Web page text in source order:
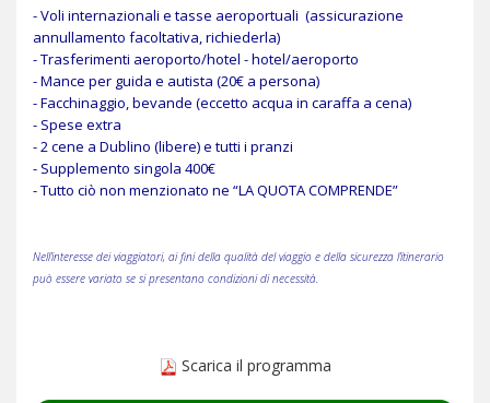
- Voli internazionali e tasse aeroportuali (assicurazione
annullamento facoltativa, richiederla)
- Trasferimenti aeroporto/hotel - hotel/aeroporto
- Mance per guida e autista (20€ a persona)
- Facchinaggio, bevande (eccetto acqua in caraffa a cena)
- Spese extra
- 2 cene a Dublino (libere) e tutti i pranzi
- Supplemento singola 400€
- Tutto ciò non menzionato ne “LA QUOTA COMPRENDE”
Nell’interesse dei viaggiatori, ai fini della qualità del viaggio e della sicurezza l’itinerario
può essere variato se si presentano condizioni di necessità.
Scarica il programma